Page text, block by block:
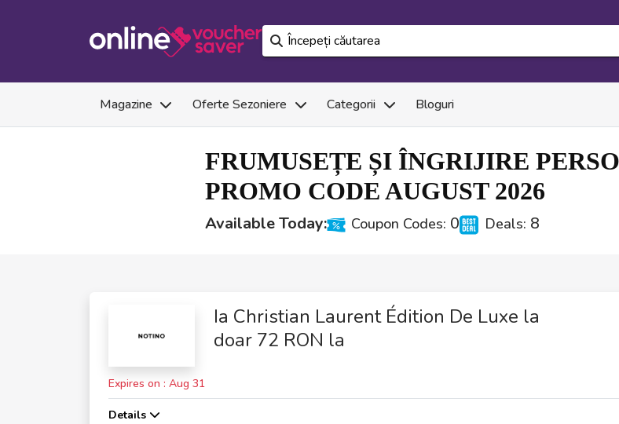
Magazine Oferte Sezoniere Categorii Bloguri
FRUMUSEȚE ȘI ÎNGRIJIRE
PROMO CODE AUGUST 2026
Available Today: Coupon Codes: 0 Deals: 8
Ia Christian Laurent Édition De Luxe la
doar 72 RON la
Expires on : Aug 31
Details